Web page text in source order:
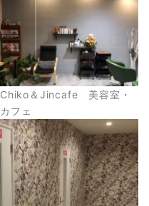
Chiko＆Jincafe 美容室・
カフェ